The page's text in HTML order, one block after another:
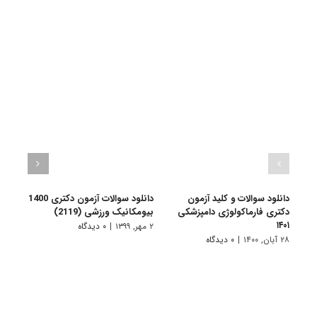
دانلود سوالات و کلید آزمون
دکتری فارماکولوژی دامپزشکی
۱۴۰۱
۲۸ آبان, ۱۴۰۰ | ۰ دیدگاه
دانلود سوالات آزمون دکتری 1400
بیومکانیک ورزشی (2119)
۲ مهر, ۱۳۹۹ | ۰ دیدگاه